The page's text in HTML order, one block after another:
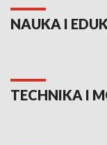
NAUKA I
TECHNIKA I